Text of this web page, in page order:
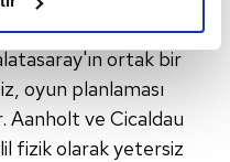
ve bu noktada,
isteriz.
izin vermedikleri
hızlı hücum etmek
ortak bir
oyun planlaması
Aanholt ve Cicaldau
fizik olarak yetersiz